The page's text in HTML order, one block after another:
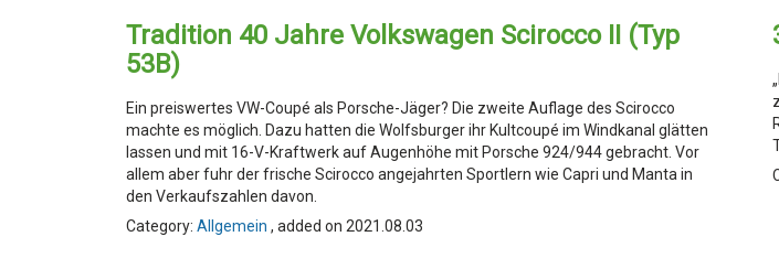
Tradition 40 Jahre Volkswagen Scirocco II (Typ
53B)
Ein preiswertes VW-Coupé als Porsche-Jäger? Die zweite Auflage des Scirocco
machte es möglich. Dazu hatten die Wolfsburger ihr Kultcoupé im Windkanal glätten
lassen und mit 16-V-Kraftwerk auf Augenhöhe mit Porsche 924/944 gebracht. Vor
allem aber fuhr der frische Scirocco angejahrten Sportlern wie Capri und Manta in
den Verkaufszahlen davon.
Category: Allgemein , added on 2021.08.03